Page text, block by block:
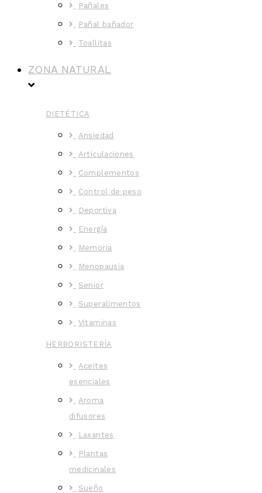
Pañales
Pañal bañador
Toallitas
ZONA NATURAL
DIETÉTICA
Ansiedad
Articulaciones
Complementos
Control de peso
Deportiva
Energía
Memoria
Menopausia
Senior
Superalimentos
Vitaminas
HERBORISTERÍA
Aceites
esenciales
Aroma
difusores
Laxantes
Plantas
medicinales
Sueño